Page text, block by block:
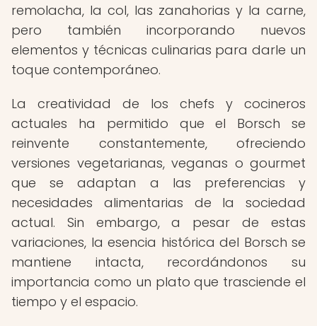
remolacha, la col, las zanahorias y la carne,
pero también incorporando nuevos
elementos y técnicas culinarias para darle un
toque contemporáneo.
La creatividad de los chefs y cocineros
actuales ha permitido que el Borsch se
reinvente constantemente, ofreciendo
versiones vegetarianas, veganas o gourmet
que se adaptan a las preferencias y
necesidades alimentarias de la sociedad
actual. Sin embargo, a pesar de estas
variaciones, la esencia histórica del Borsch se
mantiene intacta, recordándonos su
importancia como un plato que trasciende el
tiempo y el espacio.